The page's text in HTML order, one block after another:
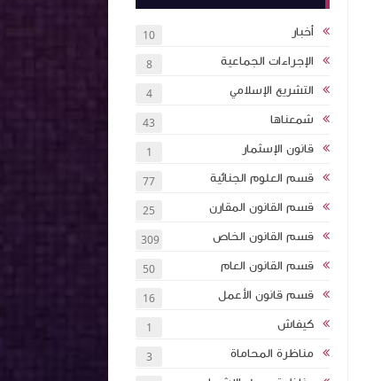
أخبار 10
الإجراءات الجماعية 8
التشريع الإسلامي 4
شمعناها 43
قانون الإسثمار 1
قسم العلوم الجنائية 77
قسم القانون المقارن 25
قسم القانون الخاص 309
قسم القانون العام 50
قسم قانون الأعمل 16
كيفاش 1
مناظرة المحاماة 3